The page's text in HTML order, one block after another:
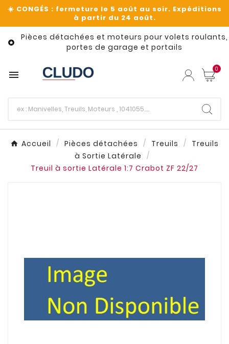

Pièces détachées et moteurs pour volets roulants,
portes de garage et portails
 0
Accueil Pièces détachées Treuils
Treuils
à Sortie Latérale
Treuil à sortie Latérale 1:7 Crabot ZF 22/27